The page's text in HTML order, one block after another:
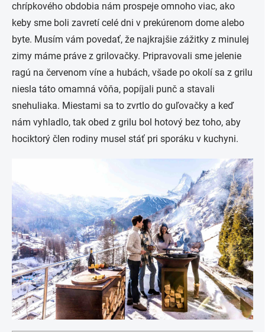
chrípkového obdobia nám prospeje omnoho viac, ako
keby sme boli zavretí celé dni v prekúrenom dome alebo
byte. Musím vám povedať, že najkrajšie zážitky z minulej
zimy máme práve z grilovačky. Pripravovali sme jelenie
ragú na červenom víne a hubách, všade po okolí sa z grilu
niesla táto omamná vôňa, popíjali punč a stavali
snehuliaka. Miestami sa to zvrtlo do guľovačky a keď
nám vyhladlo, tak obed z grilu bol hotový bez toho, aby
hociktorý člen rodiny musel stáť pri sporáku v kuchyni.